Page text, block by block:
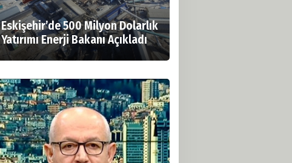
Eskişehir’de 500 Milyon Dolarlık
Yatırımı Enerji Bakanı Açıkladı